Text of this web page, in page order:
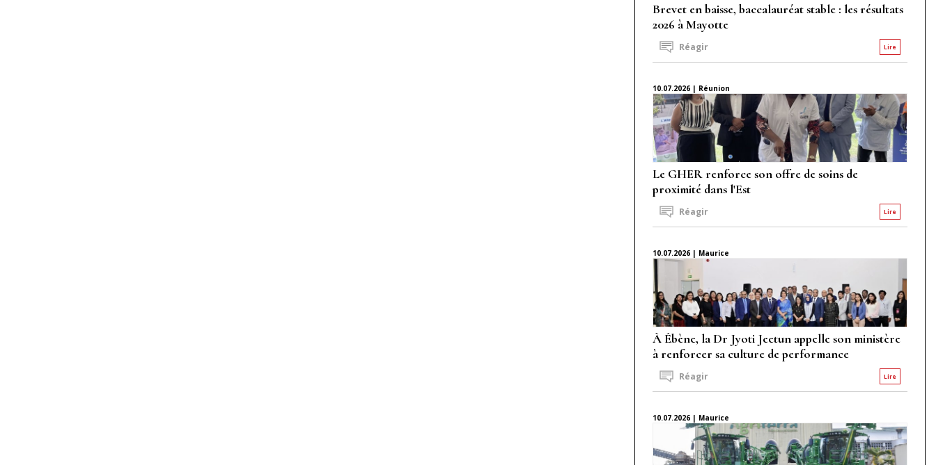
Brevet en baisse, baccalauréat stable : les résultats
2026 à Mayotte
Lire
Réagir
10.07.2026 | Réunion
Le GHER renforce son offre de soins de
proximité dans l'Est
Lire
Réagir
10.07.2026 | Maurice
À Ébène, la Dr Jyoti Jeetun appelle son ministère
à renforcer sa culture de performance
Lire
Réagir
10.07.2026 | Maurice